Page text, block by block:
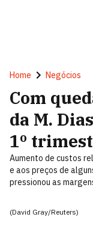
Home Negócios
Com
da M.
1º
Aumento de custos
e aos preços de
pressionou as
(David Gray/Reuters)